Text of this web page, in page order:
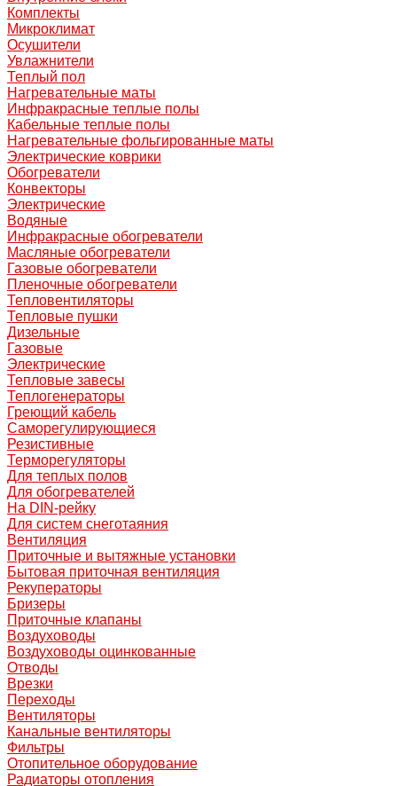
Комплекты
Микроклимат
Осушители
Увлажнители
Теплый пол
Нагревательные маты
Инфракрасные теплые полы
Кабельные теплые полы
Нагревательные фольгированные маты
Электрические коврики
Обогреватели
Конвекторы
Электрические
Водяные
Инфракрасные обогреватели
Масляные обогреватели
Газовые обогреватели
Пленочные обогреватели
Тепловентиляторы
Тепловые пушки
Дизельные
Газовые
Электрические
Тепловые завесы
Теплогенераторы
Греющий кабель
Саморегулирующиеся
Резистивные
Терморегуляторы
Для теплых полов
Для обогревателей
На DIN-рейку
Для систем снеготаяния
Вентиляция
Приточные и вытяжные установки
Бытовая приточная вентиляция
Рекуператоры
Бризеры
Приточные клапаны
Воздуховоды
Воздуховоды оцинкованные
Отводы
Врезки
Переходы
Вентиляторы
Канальные вентиляторы
Фильтры
Отопительное оборудование
Радиаторы отопления